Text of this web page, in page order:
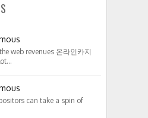
web revenues 온라인카지
can take a spin of